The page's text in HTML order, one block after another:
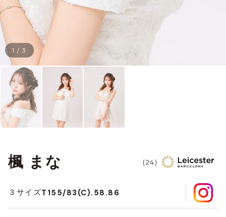
1 /3
楓 まな (24)
３サイズT155/83(C).58.86